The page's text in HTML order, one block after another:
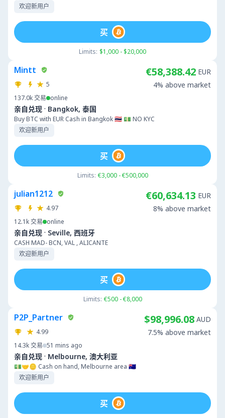
欢迎新用户
Limits: $1,000 - $20,000
买
Mintt
5
137.0k交易 online
亲自兑现 · Bangkok, 泰国
Buy BTC with EUR Cash in Bangkok 🇹🇭 💵 NO KYC
欢迎新用户
€58,388.42 EUR
4% above market
Limits: €3,000 - €500,000
买
julian1212
4.97
12.1k交易 online
亲自兑现 · Seville, 西班牙
CASH MAD- BCN, VAL , ALICANTE
欢迎新用户
€60,634.13 EUR
8% above market
Limits: €500 - €8,000
买
P2P_Partner
4.99
14.3k交易 51 mins ago
亲自兑现 · Melbourne, 澳大利亚
💵🤝🪙 Cash on hand, Melbourne area 🇦🇺
欢迎新用户
$98,996.08 AUD
7.5% above market
买